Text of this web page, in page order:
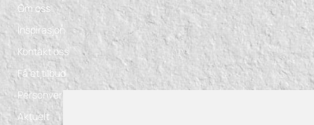
Om oss
Inspirasjon
Kontakt oss
Få et tilbud
Personvern
Aktuelt